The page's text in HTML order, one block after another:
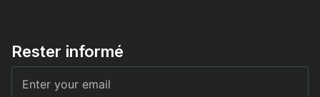
Rester informé